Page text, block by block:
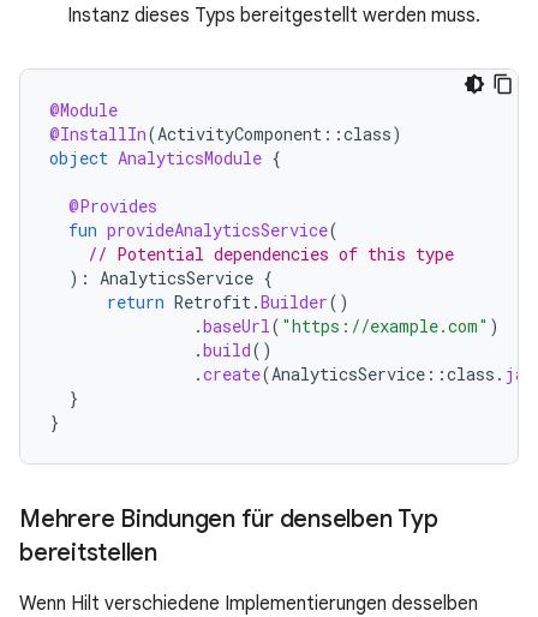
Instanz dieses Typs bereitgestellt werden muss.
@Module
@InstallIn(ActivityComponent ::class)
object AnalyticsModule {
@Provides
fun provideAnalyticsService(
// Potential dependencies of this type
): AnalyticsService {
return Retrofit.Builder()
.baseUrl( "https://example.com" )
.build()
.create(AnalyticsService ::class .
}
}
Mehrere Bindungen für denselben Typ
bereitstellen
Wenn Hilt verschiedene Implementierungen desselben